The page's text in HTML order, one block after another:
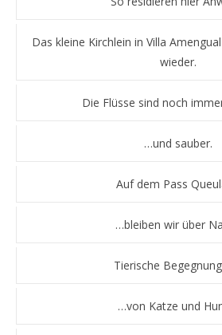
Das kleine Kirchlein in Villa
wieder.
Die Flüsse sind noch
…und sauber.
Auf dem Pass
…bleiben wir über
Tierische
…von Katze und